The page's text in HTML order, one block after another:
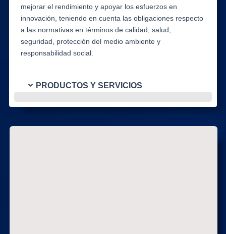
mejorar el rendimiento y apoyar los esfuerzos en
innovación, teniendo en cuenta las obligaciones respecto
a las normativas en términos de calidad, salud,
seguridad, protección del medio ambiente y
responsabilidad social.
PRODUCTOS Y SERVICIOS